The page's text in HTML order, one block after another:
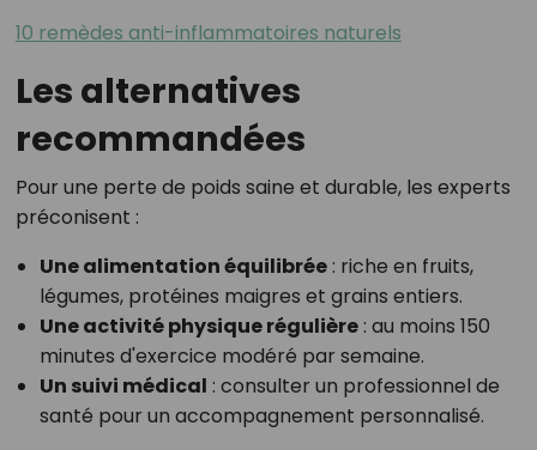
10 remèdes anti-inflammatoires naturels
Les alternatives
recommandées
Pour une perte de poids saine et durable, les experts
préconisent :
Une alimentation équilibrée: riche en fruits,
légumes, protéines maigres et grains entiers.
Une activité physique régulière: au moins 150
minutes d'exercice modéré par semaine.
Un suivi médical : consulter un professionnel de
santé pour un accompagnement personnalisé.